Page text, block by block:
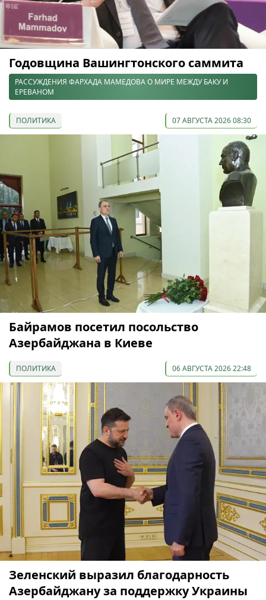
Годовщина Вашингтонского саммита
РАССУЖДЕНИЯ ФАРХАДА МАМЕДОВА О МИРЕ МЕЖДУ БАКУ И
ЕРЕВАНОМ
ПОЛИТИКА 07 АВГУСТА 2026 08:30
Байрамов посетил посольство
Азербайджана в Киеве
ПОЛИТИКА 06 АВГУСТА 2026 22:48
Зеленский выразил благодарность
Азербайджану за поддержку Украины